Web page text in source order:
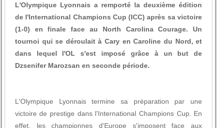
L'Olympique Lyonnais a remporté la deuxième édition
de l'International Champions Cup (ICC) après sa victoire
(1-0) en finale face au North Carolina Courage. Un
tournoi qui se déroulait à Cary en Caroline du Nord, et
dans lequel l'OL s'est imposé grâce à un but de
Dzsenifer Marozsan en seconde période.
L'Olympique Lyonnais termine sa préparation par une
victoire de prestige dans l'International Champions Cup. En
effet, les championnes d'Europe s'imposent face aux